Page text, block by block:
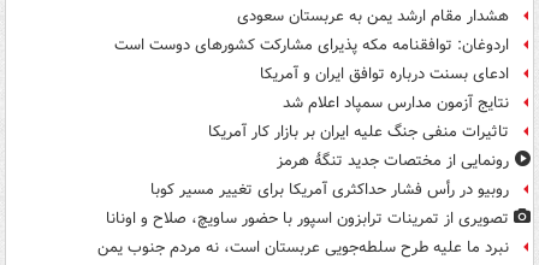
هشدار مقام ارشد یمن به عربستان سعودی
اردوغان: توافقنامه مکه پذیرای مشارکت کشورهای دوست است
ادعای بسنت درباره توافق ایران و آمریکا
نتایج آزمون مدارس سمپاد اعلام شد
تاثیرات منفی جنگ علیه ایران بر بازار کار آمریکا
رونمایی از مختصات جدید تنگۀ هرمز
روبیو در رأس فشار حداکثری آمریکا برای تغییر مسیر کوبا
تصویری از تمرینات ترابزون اسپور با حضور ساویچ، صلاح و اونانا
نبرد ما علیه طرح سلطه‌جویی عربستان است، نه مردم جنوب یمن